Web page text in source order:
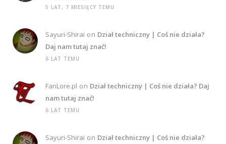
5 LAT, 7 MIESIĘCY TEMU
Sayuri-Shirai on Dział techniczny | Coś nie działa?
Daj nam tutaj znać!
6 LAT TEMU
FanLore.pl on Dział techniczny | Coś nie działa? Daj
nam tutaj znać!
6 LAT TEMU
Sayuri-Shirai on Dział techniczny | Coś nie działa?